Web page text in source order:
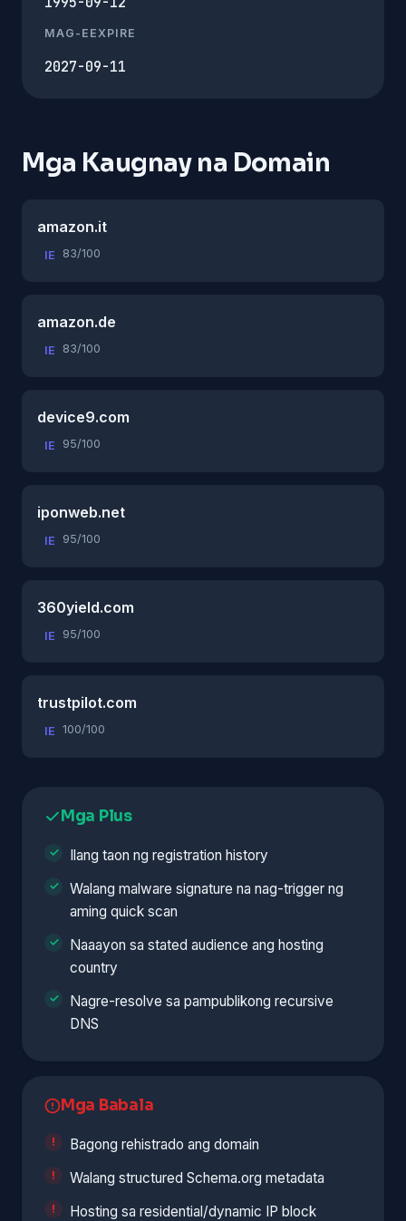
MAG-EEXPIRE
2027-09-11
Mga Kaugnay na Domain
amazon.it
IE 83/100
amazon.de
IE 83/100
device9.com
IE 95/100
iponweb.net
IE 95/100
360yield.com
IE 95/100
trustpilot.com
IE 100/100
Mga Plus
Ilang taon ng registration history
Walang malware signature na nag-trigger ng
aming quick scan
Naaayon sa stated audience ang hosting
country
Nagre-resolve sa pampublikong recursive
DNS
Mga Babala
Bagong rehistrado ang domain
Walang structured Schema.org metadata
Hosting sa residential/dynamic IP block